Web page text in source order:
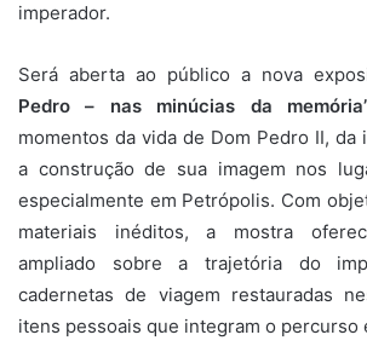
imperador.
Será aberta ao público a nova
Pedro – nas minúcias da
momentos da vida de Dom Pedro II, da
a construção de sua imagem nos
especialmente em Petrópolis. Com
materiais inéditos, a mostra
ampliado sobre a trajetória do
cadernetas de viagem restauradas
itens pessoais que integram o percurso